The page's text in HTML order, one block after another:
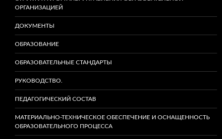
ОРГАНИЗАЦИЕЙ
ДОКУМЕНТЫ
ОБРАЗОВАНИЕ
ОБРАЗОВАТЕЛЬНЫЕ СТАНДАРТЫ
РУКОВОДСТВО.
ПЕДАГОГИЧЕСКИЙ СОСТАВ
МАТЕРИАЛЬНО-ТЕХНИЧЕСКОЕ ОБЕСПЕЧЕНИЕ И ОСНАЩЕННОСТЬ
ОБРАЗОВАТЕЛЬНОГО ПРОЦЕССА